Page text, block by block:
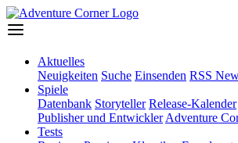
Aktuelles
Neuigkeiten Suche Einsenden RSS
Spiele
Datenbank Storyteller Release-Kalender
Publisher und Entwickler Adventure
Tests